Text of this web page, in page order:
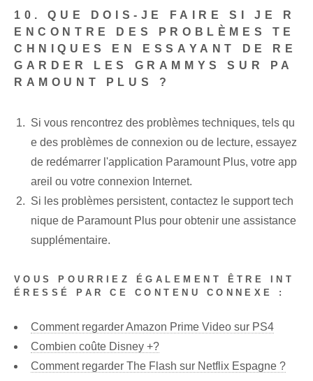
10. QUE DOIS-JE FAIRE SI JE R
ENCONTRE DES PROBLÈMES TE
CHNIQUES EN ESSAYANT DE RE
GARDER LES GRAMMYS SUR PA
RAMOUNT PLUS ?
Si vous rencontrez des problèmes techniques, tels qu
e des problèmes de connexion ou de lecture, essayez
de redémarrer l'application Paramount Plus, votre app
areil ou votre connexion Internet.
Si les problèmes persistent, contactez le support tech
nique de Paramount Plus pour obtenir une assistance
supplémentaire.
VOUS POURRIEZ ÉGALEMENT ÊTRE INT
ÉRESSÉ PAR CE CONTENU CONNEXE :
Comment regarder Amazon Prime Video sur PS4
Combien coûte Disney +?
Comment regarder The Flash sur Netflix Espagne ?